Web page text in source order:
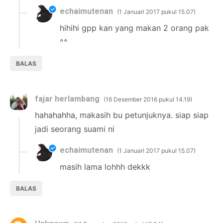
BALAS
echaimutenan 1 Januari 2017 pukul 15.07
hihihi gpp kan yang makan 2 orang pak
^^
fajar herlambang 16 Desember 2016 pukul 14.19
hahahahha, makasih bu petunjuknya. siap siap
jadi seorang suami ni
BALAS
echaimutenan 1 Januari 2017 pukul 15.07
masih lama lohhh dekkk